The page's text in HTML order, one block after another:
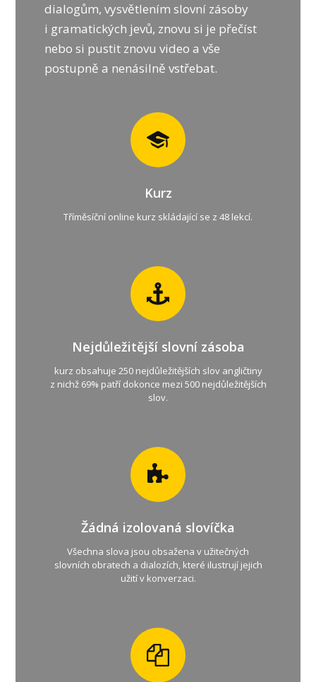
dialogům, vysvětlením slovní zásoby
i gramatických jevů, znovu si je přečíst
nebo si pustit znovu video a vše
postupně a nenásilně vstřebat.
Kurz
Tříměsíční online kurz skládající se z 48 lekcí.
Nejdůležitější slovní zásoba
kurz obsahuje 250 nejdůležitějších slov angličtiny
z nichž 69% patří dokonce mezi 500 nejdůležitějších
slov.
Žádná izolovaná slovíčka
Všechna slova jsou obsažena v užitečných
slovních obratech a dialozích, které ilustrují jejich
užití v konverzaci.